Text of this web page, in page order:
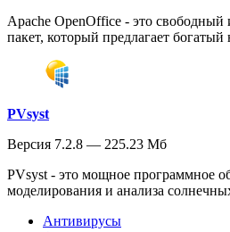
Apache OpenOffice - это
пакет, который предлагает
PVsyst
Версия 7.2.8 — 225.23 Мб
PVsyst - это мощное программное
моделирования и анализа
Антивирусы